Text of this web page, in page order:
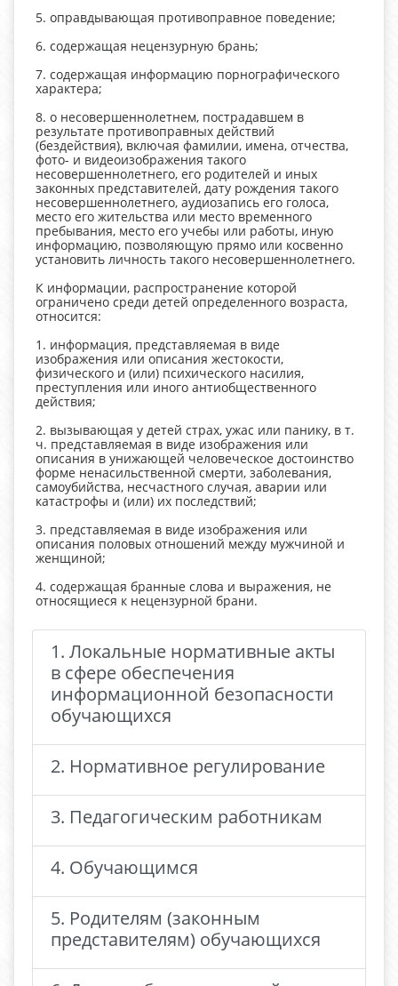
5. оправдывающая противоправное поведение;
6. содержащая нецензурную брань;
7. содержащая информацию порнографического
характера;
8. о несовершеннолетнем, пострадавшем в
результате противоправных действий
(бездействия), включая фамилии, имена, отчества,
фото- и видеоизображения такого
несовершеннолетнего, его родителей и иных
законных представителей, дату рождения такого
несовершеннолетнего, аудиозапись его голоса,
место его жительства или место временного
пребывания, место его учебы или работы, иную
информацию, позволяющую прямо или косвенно
установить личность такого несовершеннолетнего.
К информации, распространение которой
ограничено среди детей определенного возраста,
относится:
1. информация, представляемая в виде
изображения или описания жестокости,
физического и (или) психического насилия,
преступления или иного антиобщественного
действия;
2. вызывающая у детей страх, ужас или панику, в т.
ч. представляемая в виде изображения или
описания в унижающей человеческое достоинство
форме ненасильственной смерти, заболевания,
самоубийства, несчастного случая, аварии или
катастрофы и (или) их последствий;
3. представляемая в виде изображения или
описания половых отношений между мужчиной и
женщиной;
4. содержащая бранные слова и выражения, не
относящиеся к нецензурной брани.
1. Локальные нормативные акты
в сфере обеспечения
информационной безопасности
обучающихся
2. Нормативное регулирование
3. Педагогическим работникам
4. Обучающимся
5. Родителям (законным
представителям) обучающихся